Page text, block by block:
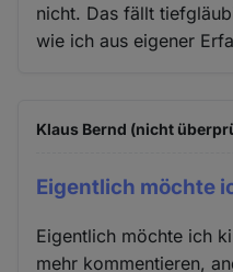
nicht. Das fällt
wie ich aus eigener
Klaus Bernd (nicht
Eigentlich möchte
Eigentlich möchte ich
mehr kommentieren,